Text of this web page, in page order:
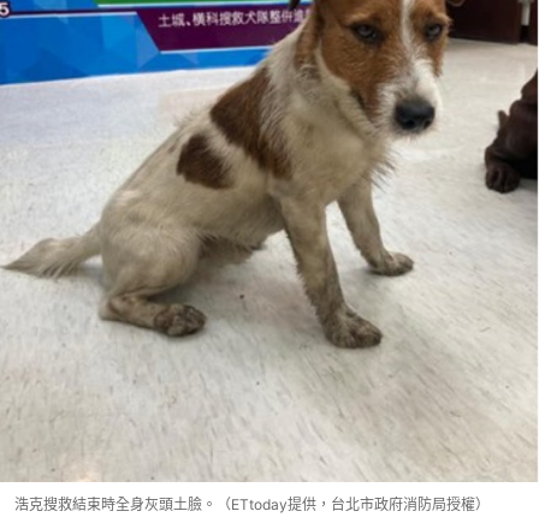
浩克搜救結束時全身灰頭土臉。（ETtoday提供，台北市政府消防局授權）